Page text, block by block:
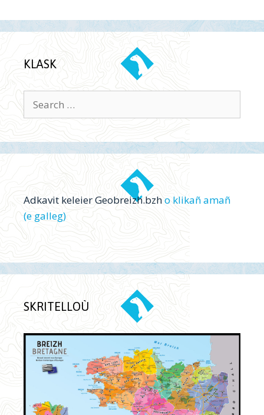
KLASK
Search
for:
Adkavit keleier Geobreizh.bzho klikañ amañ
(e galleg)
SKRITELLOÙ